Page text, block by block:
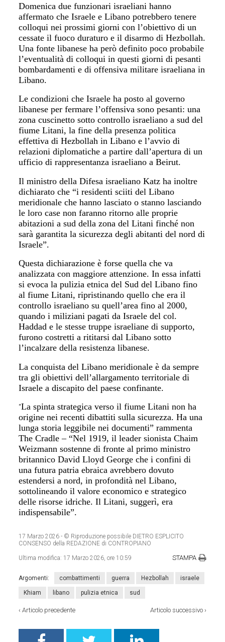
Domenica due funzionari israeliani hanno
affermato che Israele e Libano potrebbero tenere
colloqui nei prossimi giorni con l’obiettivo di un
cessate il fuoco duraturo e il disarmo di Hezbollah.
Una fonte libanese ha però definito poco probabile
l’eventualità di colloqui in questi giorni di pesanti
bombardamenti e di offensiva militare israeliana in
Libano.
Le condizioni che Israele ha posto al governo
libanese per fermare l’offensiva sono pesanti: una
zona cuscinetto sotto controllo israeliano a sud del
fiume Litani, la fine della presenza politica
effettiva di Hezbollah in Libano e l’avvio di
relazioni diplomatiche a partire dall’apertura di un
ufficio di rappresentanza israeliano a Beirut.
Il ministro della Difesa israeliano Katz ha inoltre
dichiarato che “i residenti sciiti del Libano
meridionale che hanno lasciato o stanno lasciando
le loro case non faranno ritorno alle proprie
abitazioni a sud della zona del Litani finché non
sarà garantita la sicurezza degli abitanti del nord di
Israele”.
Questa dichiarazione è forse quella che va
analizzata con maggiore attenzione. In essa infatti
si evoca la pulizia etnica del Sud del Libano fino
al fiume Litani, ripristinando quello che era il
controllo israeliano su quell’area fino al 2000,
quando i miliziani pagati da Israele del col.
Haddad e le stesse truppe israeliane di supporto,
furono costretti a rititarsi dal Libano sotto
l’incalzare della resistenza libanese.
La conquista del Libano meridionale è da sempre
tra gli obiettivi dell’allargamento territoriale di
Israele a discapito del paese confinante.
“La spinta strategica verso il fiume Litani non ha
origine nei recenti dibattiti sulla sicurezza. Ha una
lunga storia leggibile nei documenti” rammenta
The Cradle – “Nel 1919, il leader sionista Chaim
Weizmann sostenne di fronte al primo ministro
britannico David Lloyd George che i confini di
una futura patria ebraica avrebbero dovuto
estendersi a nord, in profondità nel Libano,
sottolineando il valore economico e strategico
delle risorse idriche. Il Litani, suggerì, era
indispensabile”.
17 Marzo 2026 - © Riproduzione possibile DIETRO ESPLICITO
CONSENSO della REDAZIONE di CONTROPIANO
Ultima modifica: 17 Marzo 2026, ore 10:59 STAMPA
Argomenti: combattimenti guerra Hezbollah israele
Khiam libano pulizia etnica sud
‹Articolo precedente Articolo successivo›